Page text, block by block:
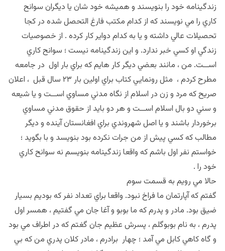
زندگينامه خود را بنويسند و هميشه خود شان يا ديگران سوانح
كاري را مي نويسند كه از كدام مكتب فارغ التحصل شده در كجا
تحصيلات عالي داشته و يا به كدام دواير كار كرده . از خصوصيات
زندگي او كسي خبر ندارد. و اين زندگينامه نيست ؛ سوانح كاري
اســت. من ، مانند بعضي ديگر كار هايم كه براي بار اول در جامعه
مطرح كردم ، مثل رونمايي كتاب براي اولين بار ٢٣ سال قبل ، اعلان
صريح كه مرد و زن در اسلام از نگاه مدني مساوي اســت و يا شيعه
و سني دو بال اسلام اســت و هر دو بايد از حقوق مدني مساوي
برخوردار باشند و يا اصل شهروندي براي افغانستان آينده و ديگر
مطالب كه كسي پيش از من جرات نكرده بود بنويسد و با بگويد ؛
خواستم نفر اول باشم كه واقعا زندگينامه بنويسم نه سوانح كاري
خود را .
حالا مي رويم به قسمت سوم
گفتم كه آپارتمان ما فراخ نبود. واقعا براي تعداد نفر كه بوديم بسيار
ضيق بود. مادر و پدرم كه ما بوبو و آغا جان مي گفتيم ، همسر اول
پدرم ، به نام بوبوگلم ، پسرش عظيم جان گغتم كه در اطراف مي بود
و گاه كاهي كابل مي آمد ؛ چهار برادرم ، مادر كلان پدري من كه بي